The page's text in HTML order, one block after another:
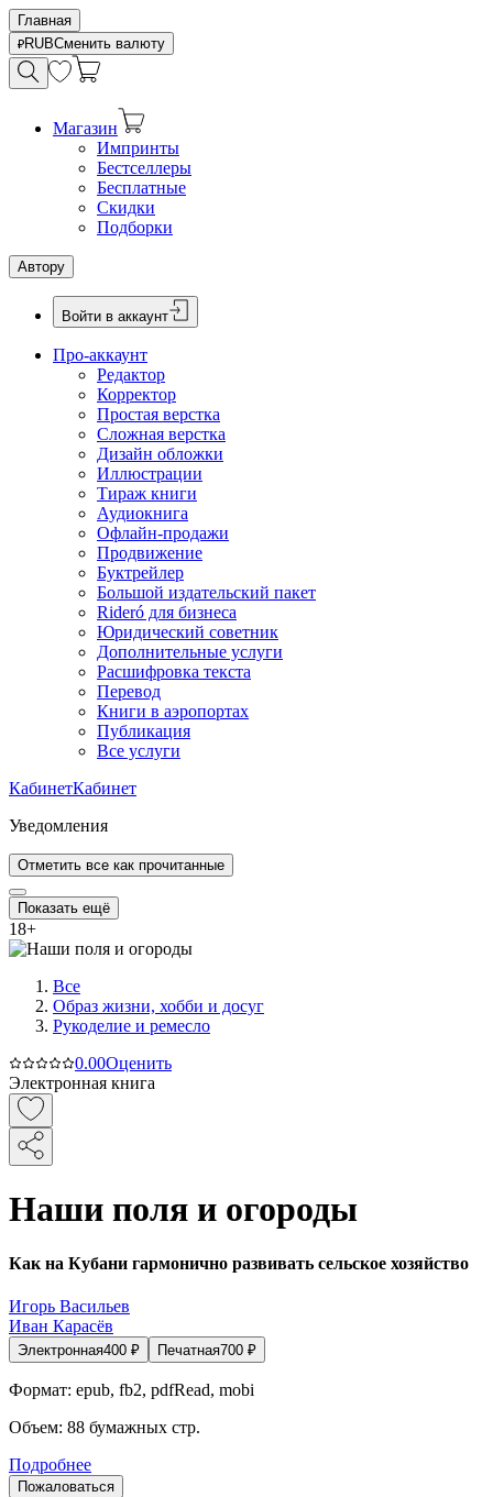
Главная
RUBСменить валюту
Магазин
Импринты
Бестселлеры
Бесплатные
Скидки
Подборки
Автору
Войти в аккаунт
Про-аккаунт
Редактор
Корректор
Простая верстка
Сложная верстка
Дизайн обложки
Иллюстрации
Тираж книги
Аудиокнига
Офлайн-продажи
Продвижение
Буктрейлер
Большой издательский пакет
Rideró для бизнеса
Юридический советник
Дополнительные услуги
Расшифровка текста
Перевод
Книги в аэропортах
Публикация
Все услуги
КабинетКабинет
Уведомления
Отметить все как прочитанные
Показать ещё
18+
Все
Образ жизни, хобби и досуг
Рукоделие и ремесло
0.00Оценить
Электронная книга
Наши поля и огороды
Как на Кубани гармонично развивать сельское хозяйство
Игорь Васильев
Иван Карасёв
Электронная400 ₽ Печатная700 ₽
Формат: epub, fb2, pdfRead, mobi
Объем: 88 бумажных стр.
Подробнее
Пожаловаться